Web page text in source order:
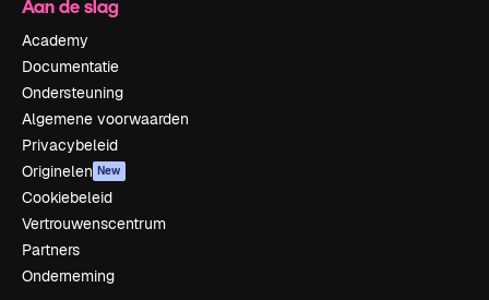
Aan de slag
Academy
Documentatie
Ondersteuning
Algemene voorwaarden
Privacybeleid
Originelen New
Cookiebeleid
Vertrouwenscentrum
Partners
Onderneming